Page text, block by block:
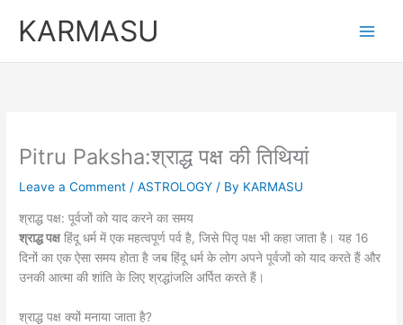
KARMASU
Pitru Paksha:श्राद्ध पक्ष की तिथियां
Leave a Comment /ASTROLOGY / By KARMASU
श्राद्ध पक्ष: पूर्वजों को याद करने का समय
श्राद्ध पक्षहिंदू धर्म में एक महत्वपूर्ण पर्व है, जिसे पितृ पक्ष भी कहा जाता है। यह 16
दिनों का एक ऐसा समय होता है जब हिंदू धर्म के लोग अपने पूर्वजों को याद करते हैं और
उनकी आत्मा की शांति के लिए श्रद्धांजलि अर्पित करते हैं।
श्राद्ध पक्ष क्यों मनाया जाता है?